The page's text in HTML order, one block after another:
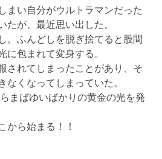
まい自分がウルトラマンだった
たが、最近思い出した。
。ふんどしを脱ぎ捨てると股間
に包まれて変身する。
されてしまったことがあり、そ
なくなってしまっていた。
まばゆいばかりの黄金の光を発
から始まる！！